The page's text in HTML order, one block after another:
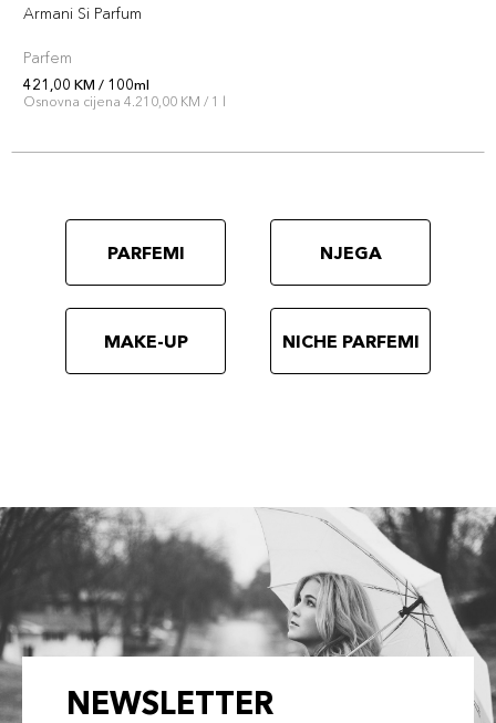
Armani Si Parfum
Parfem
421,00 KM / 100ml
Osnovna cijena 4.210,00 KM / 1 l
PARFEMI NJEGA
MAKE-UP NICHE PARFEMI
NEWSLETTER